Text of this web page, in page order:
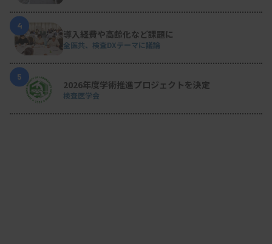
4
導入経費や高齢化など課題に
全医共、検査DXテーマに議論
5
2026年度学術推進プロジェクトを決定
検査医学会